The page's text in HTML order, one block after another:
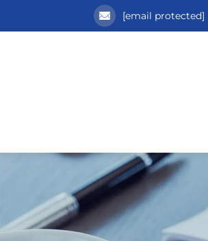
[email protected]